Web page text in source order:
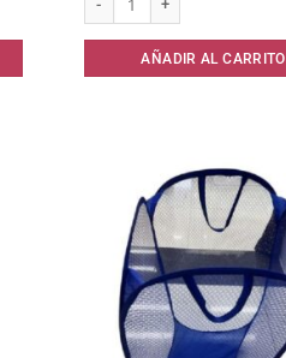
AÑADIR AL CARRITO